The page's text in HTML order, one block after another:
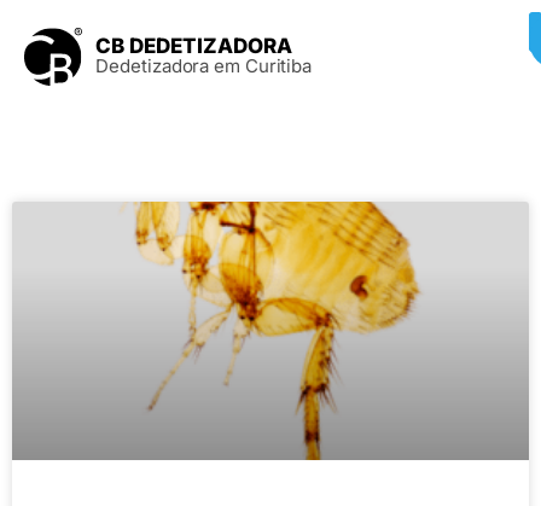
CB DEDETIZADORA
Dedetizadora em Curitiba